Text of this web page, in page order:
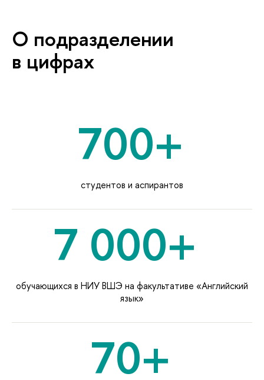
О подразделении
цифрах
700+
студентов и аспиранто
7 000+
обучающихся в НИУ ВШЭ на факультативе «Английский
язык»
70+